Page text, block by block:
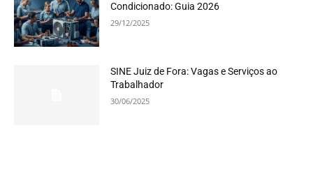
Condicionado: Guia 2026
29/12/2025
SINE Juiz de Fora: Vagas e Serviços ao
Trabalhador
30/06/2025